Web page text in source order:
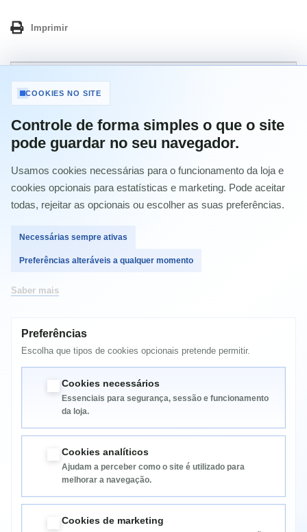
Imprimir
46,15 €com IVA
-20%
57,69 €com IVA
Quantidade
MAIS INFORMAÇÃO
Informação
COOKIES NO SITE
Controle de forma simples o que o site
pode guardar no seu navegador.
Usamos cookies necessárias para o funcionamento da loja e
cookies opcionais para estatísticas e marketing. Pode aceitar
todas, rejeitar as opcionais ou escolher as suas preferências.
Necessárias sempre ativas
Preferências alteráveis a qualquer momento
Saber mais
Preferências
Escolha que tipos de cookies opcionais pretende permitir.
Cookies necessários
Essenciais para segurança, sessão e funcionamento
da loja.
Cookies analíticos
Ajudam a perceber como o site é utilizado para
melhorar a navegação.
Cookies de marketing